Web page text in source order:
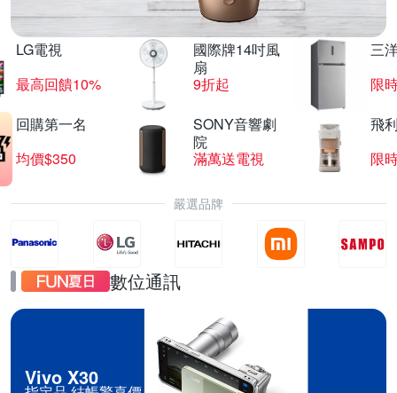
LG電視
最高回饋10%
國際牌14吋風
扇
9折起
三
限
回購第一名
均價$350
SONY音響劇
院
滿萬送電視
飛
限
嚴選品牌
數位通訊
Vivo X30